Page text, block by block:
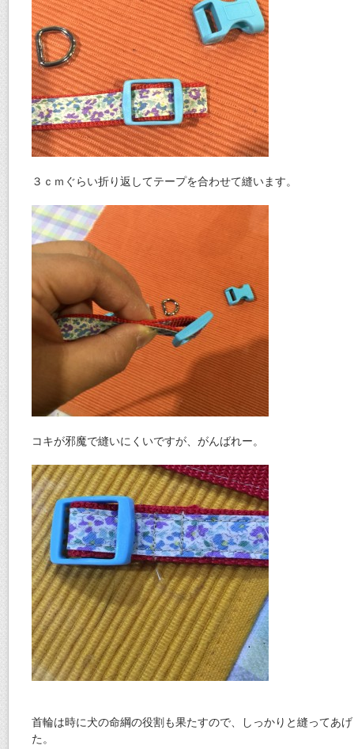
３ｃｍぐらい折り返してテープを合わせて縫います。
コキが邪魔で縫いにくいですが、がんばれー。
首輪は時に犬の命綱の役割も果たすので、しっかりと縫ってあ
た。